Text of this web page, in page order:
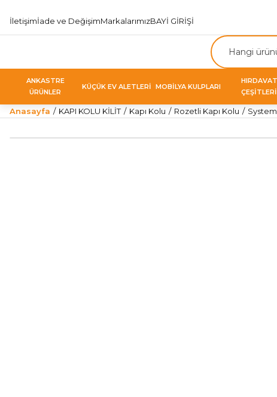
İletişimİade ve DeğişimMarkalarımızBAYİ GİRİŞİ
ANKASTRE
ÜRÜNLER
KÜÇÜK EV ALETLERİ MOBİLYA KULPLARI
HIRDAVAT
ÇEŞİTLERİ
Anasayfa KAPI KOLU KİLİT Kapı Kolu Rozetli Kapı Kolu System